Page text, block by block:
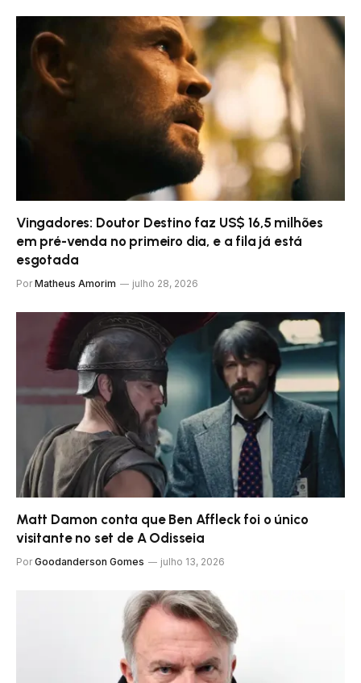
Vingadores: Doutor Destino faz US$ 16,5 milhões
em pré-venda no primeiro dia, e a fila já está
esgotada
Por Matheus Amorim julho 28, 2026
Matt Damon conta que Ben Affleck foi o único
visitante no set de A Odisseia
Por Goodanderson Gomes julho 13, 2026